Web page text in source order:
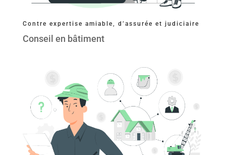
Contre expertise amiable, d’assurée et judiciaire
Conseil en bâtiment